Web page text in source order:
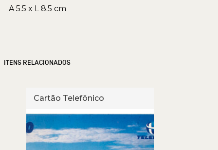
A 5.5 x L 8.5 cm
ITENS RELACIONADOS
Cartão Telefônico